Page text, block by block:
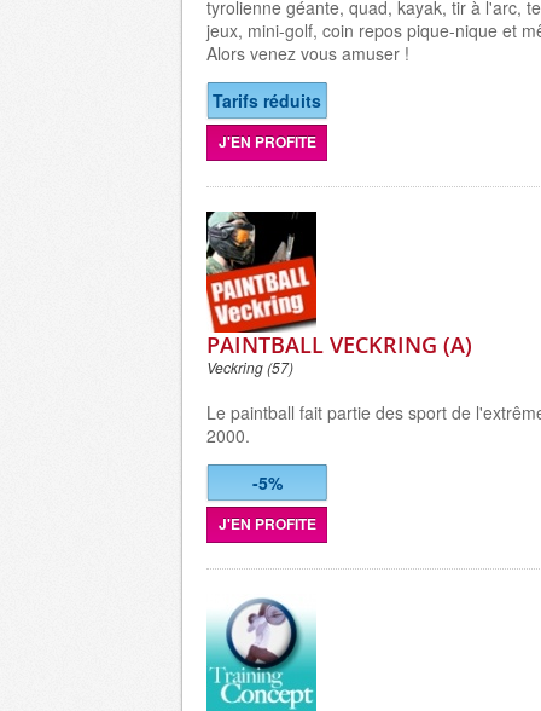
tyrolienne géante, quad, kayak, tir à l'arc,
jeux, mini-golf, coin repos pique-nique et
Alors venez vous amuser !
Tarifs réduits
J'EN PROFITE
PAINTBALL VECKRING (A)
Veckring (57)
Le paintball fait partie des sport de
2000.
-5%
J'EN PROFITE